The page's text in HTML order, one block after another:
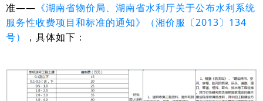
准—— 《湖南省物价局、湖南省水利厅关于公布水利系统
服务性收费项目和标准的通知》（湘价服〔2013〕134
号）
，具体如下：